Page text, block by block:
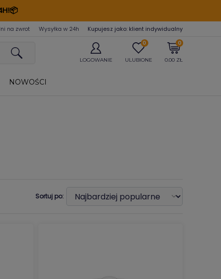
na zwrot Wysyłka w 24h Kupujesz jako: klient indywidualny
LOGOWANIE
0
ULUBIONE
0
0.00 ZŁ
NOWOŚCI
Sortuj po: